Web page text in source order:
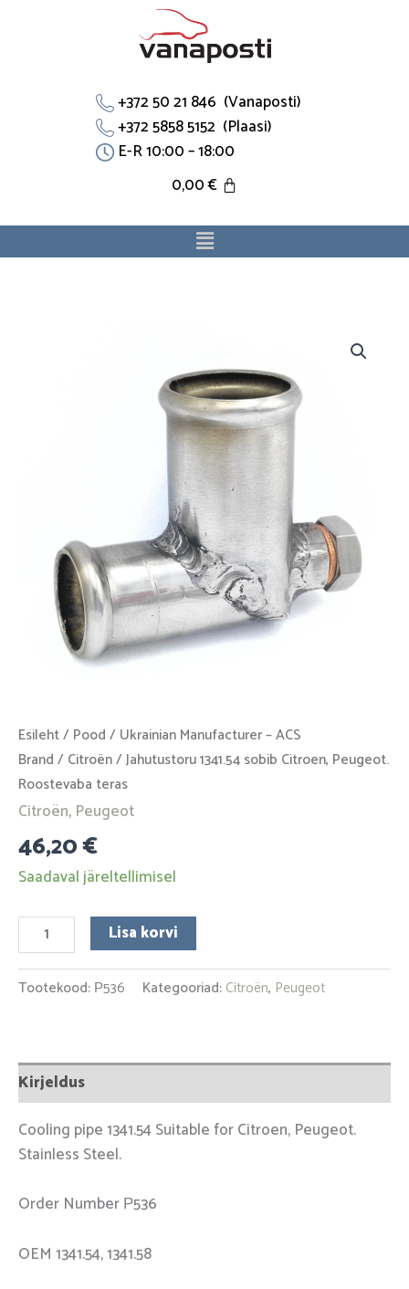
+372 50 21 846 (Vanaposti)
+372 5858 5152 (Plaasi)
E-R 10:00 – 18:00
0,00€
Menu
Esileht/ Pood / Ukrainian Manufacturer – ACS
Brand / Citroën/ Jahutustoru 1341.54 sobib Citroen, Peugeot.
Roostevaba teras
Citroën, Peugeot
46,20€
Saadaval järeltellimisel
Lisa korvi
Tootekood: Р536 Kategooriad: Citroën, Peugeot
Kirjeldus
Cooling pipe 1341.54 Suitable for Citroen, Peugeot.
Stainless Steel.
Order Number Р536
OEM 1341.54, 1341.58